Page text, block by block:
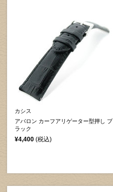
カシス
アバロン カーフアリゲーター型押し ブ
ラック
¥4,400 (税込)